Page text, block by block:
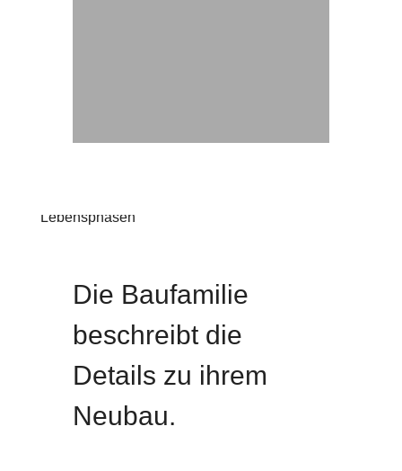
Lebensphasen
Die Baufamilie
beschreibt die
Details zu ihrem
Neubau.